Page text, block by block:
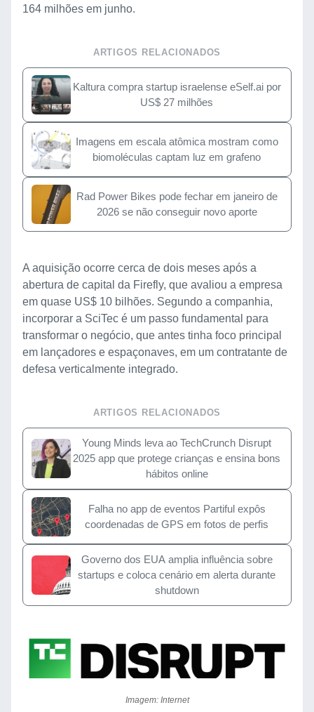
164 milhões em junho.
ARTIGOS RELACIONADOS
Kaltura compra startup israelense eSelf.ai por
US$ 27 milhões
Imagens em escala atômica mostram como
biomoléculas captam luz em grafeno
Rad Power Bikes pode fechar em janeiro de
2026 se não conseguir novo aporte
A aquisição ocorre cerca de dois meses após a
abertura de capital da Firefly, que avaliou a empresa
em quase US$ 10 bilhões. Segundo a companhia,
incorporar a SciTec é um passo fundamental para
transformar o negócio, que antes tinha foco principal
em lançadores e espaçonaves, em um contratante de
defesa verticalmente integrado.
ARTIGOS RELACIONADOS
Young Minds leva ao TechCrunch Disrupt
2025 app que protege crianças e ensina bons
hábitos online
Falha no app de eventos Partiful expôs
coordenadas de GPS em fotos de perfis
Governo dos EUA amplia influência sobre
startups e coloca cenário em alerta durante
shutdown
Imagem: Internet